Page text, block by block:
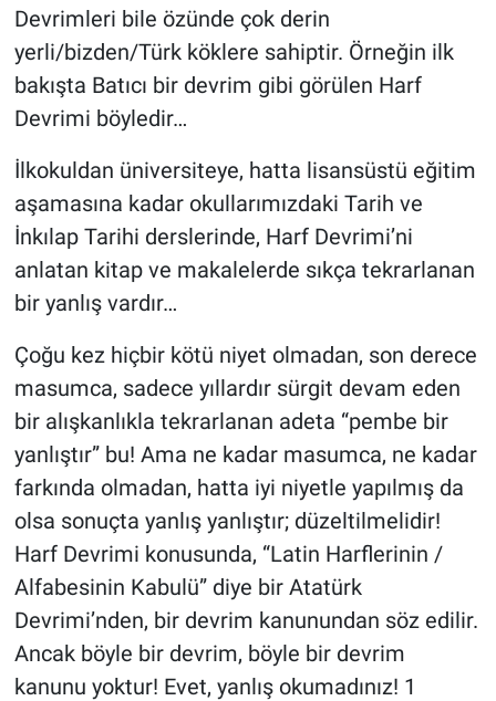
Devrimleri bile özünde çok derin
yerli/bizden/Türk köklere sahiptir. Örneğin ilk
bakışta Batıcı bir devrim gibi görülen Harf
Devrimi böyledir…
İlkokuldan üniversiteye, hatta lisansüstü eğitim
aşamasına kadar okullarımızdaki Tarih ve
İnkılap Tarihi derslerinde, Harf Devrimi’ni
anlatan kitap ve makalelerde sıkça tekrarlanan
bir yanlış vardır…
Çoğu kez hiçbir kötü niyet olmadan, son derece
masumca, sadece yıllardır sürgit devam eden
bir alışkanlıkla tekrarlanan adeta “pembe bir
yanlıştır” bu! Ama ne kadar masumca, ne kadar
farkında olmadan, hatta iyi niyetle yapılmış da
olsa sonuçta yanlış yanlıştır; düzeltilmelidir!
Harf Devrimi konusunda, “Latin Harflerinin /
Alfabesinin Kabulü” diye bir Atatürk
Devrimi’nden, bir devrim kanunundan söz edilir.
Ancak böyle bir devrim, böyle bir devrim
kanunu yoktur! Evet, yanlış okumadınız! 1